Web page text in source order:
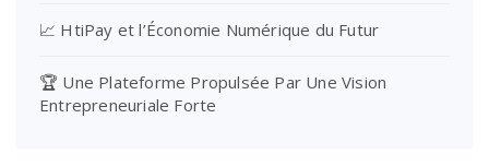
📈 HtiPay et l’Économie Numérique du Futur
🏆 Une Plateforme Propulsée Par Une Vision
Entrepreneuriale Forte